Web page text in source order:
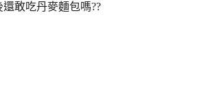
敢吃丹麥麵包嗎??